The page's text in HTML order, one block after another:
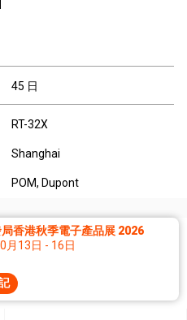
45 日
RT-32X
Shanghai
POM, Dupont
香港秋季電子產品展 2026
月13日 - 16日